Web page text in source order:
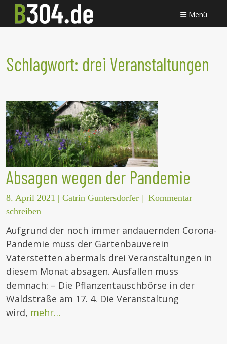
Menü
Schlagwort: drei Veranstaltungen
Absagen wegen der Pandemie
8. April 2021 | Catrin Guntersdorfer | Kommentar
schreiben
Aufgrund der noch immer andauernden Corona-
Pandemie muss der Gartenbauverein
Vaterstetten abermals drei Veranstaltungen in
diesem Monat absagen. Ausfallen muss
demnach: – Die Pflanzentauschbörse in der
Waldstraße am 17. 4. Die Veranstaltung
wird, mehr…